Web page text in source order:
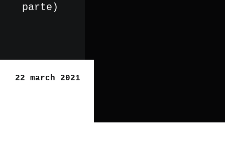
parte)
22 march 2021